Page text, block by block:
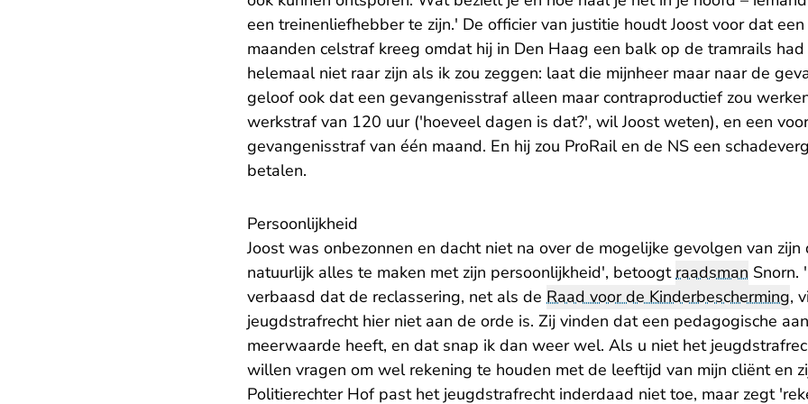
een treinenliefhebber te zijn.' De officier van justitie houdt Joost voor dat
maanden celstraf kreeg omdat hij in Den Haag een balk op de tramrails
helemaal niet raar zijn als ik zou zeggen: laat die mijnheer maar naar de
geloof ook dat een gevangenisstraf alleen maar contraproductief zou
werkstraf van 120 uur ('hoeveel dagen is dat?', wil Joost weten), en een
gevangenisstraf van één maand. En hij zou ProRail en de NS een
betalen.
Persoonlijkheid
Joost was onbezonnen en dacht niet na over de mogelijke gevolgen van
natuurlijk alles te maken met zijn persoonlijkheid', betoogtraadsman Snorn.
verbaasd dat de reclassering, net als de Raad voor de Kinderbescherming,
jeugdstrafrecht hier niet aan de orde is. Zij vinden dat een pedagogische
meerwaarde heeft, en dat snap ik dan weer wel. Als u niet het
willen vragen om wel rekening te houden met de leeftijd van mijn cliënt en
Politierechter Hof past het jeugdstrafrecht inderdaad niet toe, maar zegt